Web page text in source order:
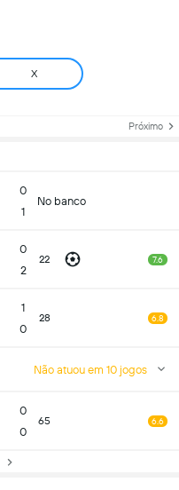
X
Próximo
0
1
No banco
0
2
22 7.6
1
0
28 6.8
Não atuou em 10 jogos
0
0
65 6.6